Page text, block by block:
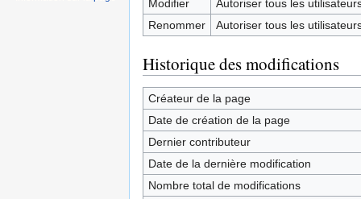
Modifier
Autoriser tous les
Renommer
Autoriser tous les
Historique des modifications
Créateur de la page
Date de création de la page
Dernier contributeur
Date de la dernière modification
Nombre total de modifications